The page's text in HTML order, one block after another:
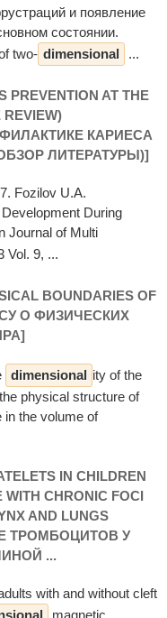
и появление
состоянии.
two- dimensional
...
PREVENTION AT THE
REVIEW)
КАРИЕСА
ЛИТЕРАТУРЫ)]
Fozilov U.A.
During
Journal of Multi
Vol. 9, ...
BOUNDARIES OF
О ФИЗИЧЕСКИХ
dimensional ity of the
physical structure of
in the volume of
IN CHILDREN
WITH CHRONIC FOCI
AND LUNGS
ТРОМБОЦИТОВ У
...
with and without cleft
magnetic